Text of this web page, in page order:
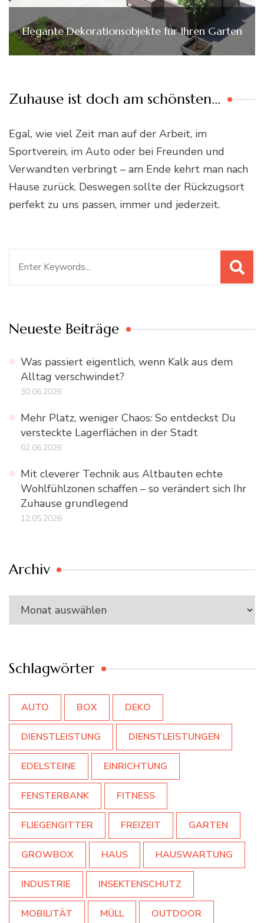
Elegante Dekorationsobjekte für Ihren Garten
Zuhause ist doch am schönsten…
Egal, wie viel Zeit man auf der Arbeit, im
Sportverein, im Auto oder bei Freunden und
Verwandten verbringt – am Ende kehrt man nach
Hause zurück. Deswegen sollte der Rückzugsort
perfekt zu uns passen, immer und jederzeit.
Neueste Beiträge
Was passiert eigentlich, wenn Kalk aus dem
Alltag verschwindet?
30.06.2026
Mehr Platz, weniger Chaos: So entdeckst Du
versteckte Lagerflächen in der Stadt
02.06.2026
Mit cleverer Technik aus Altbauten echte
Wohlfühlzonen schaffen – so verändert sich Ihr
Zuhause grundlegend
12.05.2026
Archiv
Archiv
Schlagwörter
AUTO BOX DEKO
DIENSTLEISTUNG DIENSTLEISTUNGEN
EDELSTEINE EINRICHTUNG
FENSTERBANK FITNESS
FLIEGENGITTER FREIZEIT GARTEN
GROWBOX HAUS HAUSWARTUNG
INDUSTRIE INSEKTENSCHUTZ
MOBILITÄT MÜLL OUTDOOR